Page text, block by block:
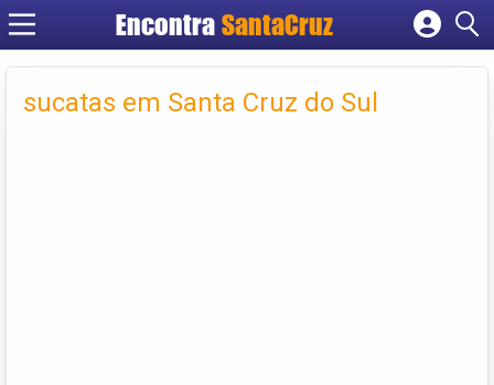
Encontra
Cadastrar empresa
Criar conta
sucatas em Santa Cruz do Sul